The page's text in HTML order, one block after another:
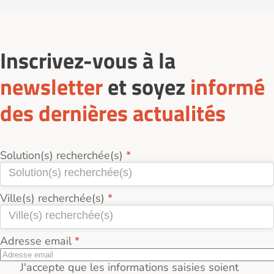
l'établissement.
Inscrivez-vous à la
newsletteret soyez informé
des dernières actualités
Solution(s) recherchée(s)
Ville(s) recherchée(s)
Adresse email
J'accepte que les informations saisies soient